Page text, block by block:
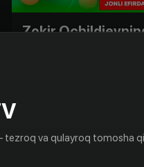
Zokir
Bugun, Toshkent vaqti
va qulayroq tomosha